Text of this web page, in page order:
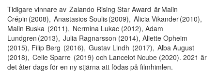
Tidigare vinnare av Zalando Rising Star Award är Malin
Crépin (2008), Anastasios Soulis (2009), Alicia Vikander (2010),
Malin Buska (2011), Nermina Lukac (2012), Adam
Lundgren (2013), Julia Ragnarsson (2014), Aliette Opheim
(2015), Filip Berg (2016), Gustav Lindh (2017), Alba August
(2018), Celie Sparre (2019) och Lancelot Ncube (2020). 2021 är
det åter dags för en ny stjärna att födas på filmhimlen.